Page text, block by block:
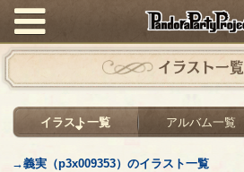
イラスト一覧
イラスト一覧 アルバム一覧
→義実（p3x009353）のイラスト一覧